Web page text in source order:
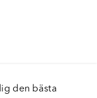
den bästa